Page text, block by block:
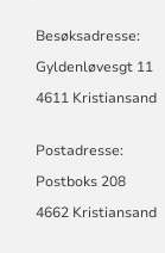
Besøksadresse:
Gyldenløvesgt 11
4611 Kristiansand
Postadresse:
Postboks 208
4662 Kristiansand